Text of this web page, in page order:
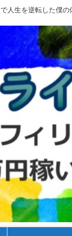
生を逆転した僕の